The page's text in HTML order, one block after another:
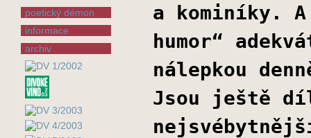
poetický démon
informace
archiv
a kominíky.
humor“
nálepkou
Jsou ještě